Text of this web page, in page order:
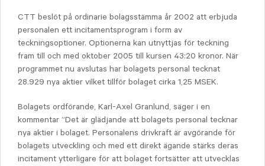
CTT beslöt på ordinarie bolagsstämma år 2002 att erbjuda
personalen ett incitamentsprogram i form av
teckningsoptioner. Optionerna kan utnyttjas för teckning
fram till och med oktober 2005 till kursen 43:20 kronor. När
programmet nu avslutas har bolagets personal tecknat
28.929 nya aktier vilket tillför bolaget cirka 1,25 MSEK.
Bolagets ordförande, Karl-Axel Granlund, säger i en
kommentar ”Det är glädjande att bolagets personal tecknar
nya aktier i bolaget. Personalens drivkraft är avgörande för
bolagets utveckling och med ett direkt ägande stärks deras
incitament ytterligare för att bolaget fortsätter att utvecklas